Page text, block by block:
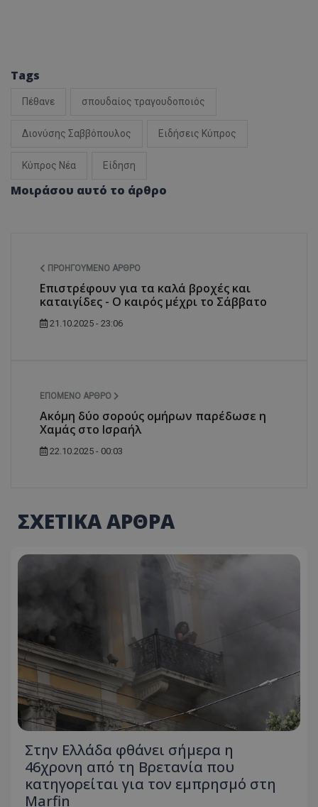
Tags
Πέθανε σπουδαίος τραγουδοποιός
Διονύσης Σαββόπουλος Ειδήσεις Κύπρος
Κύπρος Νέα Είδηση
Μοιράσου αυτό το άρθρο
ΠΡΟΗΓΟΎΜΕΝΟ ΆΡΘΡΟ
Επιστρέφουν για τα καλά βροχές και
καταιγίδες - Ο καιρός μέχρι το Σάββατο
21.10.2025 - 23:06
ΕΠΌΜΕΝΟ ΆΡΘΡΟ
Ακόμη δύο σορούς ομήρων παρέδωσε η
Χαμάς στο Ισραήλ
22.10.2025 - 00:03
ΣΧΕΤΙΚΑ ΑΡΘΡΑ
Στην Ελλάδα φθάνει σήμερα η
46χρονη από τη Βρετανία που
κατηγορείται για τον εμπρησμό στη
Marfin